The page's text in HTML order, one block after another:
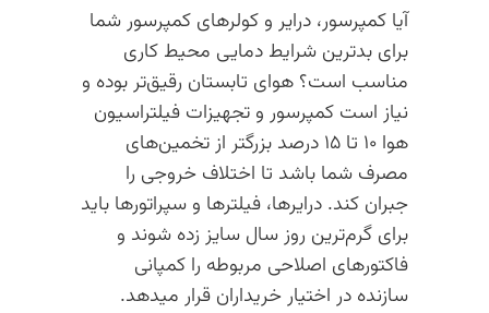
آیا کمپرسور، درایر و کولرهای کمپرسور شما
برای بدترین شرایط دمایی محیط کاری
مناسب است؟ هوای تابستان رقیق‌تر بوده و
نیاز است کمپرسور و تجهیزات فیلتراسیون
هوا ۱۰ تا ۱۵ درصد بزرگتر از تخمین‌های
مصرف شما باشد تا اختلاف خروجی را
جبران کند. درایرها، فیلترها و سپراتورها باید
برای گرم‌ترین روز سال سایز زده شوند و
فاکتورهای اصلاحی مربوطه را کمپانی
سازنده در اختیار خریداران قرار میدهد.